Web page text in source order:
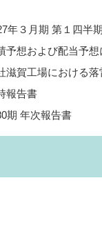
年３月期 第１四半
予想および配当予
滋賀工場における
報告書
期 年次報告書